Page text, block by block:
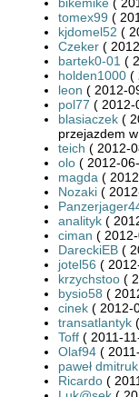
tomex99 (
kjdomel52 (
Czeker (
bartek0-01 (
holden1000 (
leon ( 2012-
pol77 ( 2012-
blasiaczek (
przejazdem
teich ( 2012-
olo ( 2012-
magda (
Nozaki (
analityk (
ciman (
DareckiEB (
jotel56 (
krzychstoo (
bysio58 (
cinek ( 2012-
transatlantyk
Toff ( 2011-
Olaf94 (
paweł dmitruk
Ricardo (